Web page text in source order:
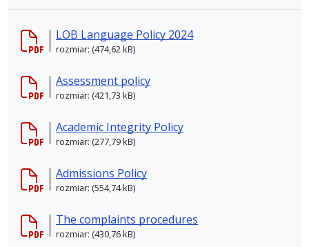
LOB Language Policy 2024
rozmiar: (474,62 kB)
Assessment policy
rozmiar: (421,73 kB)
Academic Integrity Policy
rozmiar: (277,79 kB)
Admissions Policy
rozmiar: (554,74 kB)
The complaints procedures
rozmiar: (430,76 kB)